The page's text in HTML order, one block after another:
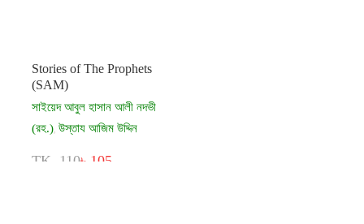
Stories of The Prophets
(SAM)
সাইয়েদ আবুল হাসান আলী নদভী
(রহ.), উস্তায আজিম উদ্দিন
TK. 110৳ 105